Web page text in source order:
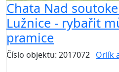
Chata Nad
Lužnice - rybařit
pramice
Číslo objektu: 2017072 Orlík